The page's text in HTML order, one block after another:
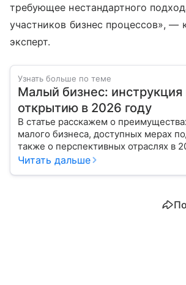
требующее нестандартного
участников бизнес процессов», —
эксперт.
Узнать больше по теме
Малый бизнес: инструкция
открытию в 2026 году
В статье расскажем о
малого бизнеса, доступных мерах
также о перспективных отраслях в
Читать дальше